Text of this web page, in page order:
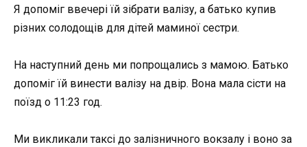
Я допоміг ввечері їй зібрати валізу, а батько купив
різних солодощів для дітей маминої сестри.
На наступний день ми попрощались з мамою. Батько
допоміг їй винести валізу на двір. Вона мала сісти на
поїзд о 11:23 год.
Ми викликали таксі до залізничного вокзалу і воно за